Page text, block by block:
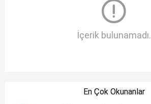
İçerik bulunamadı.
En Çok Okunanlar